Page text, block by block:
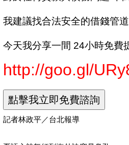
我建議找合法安全的借錢管
今天我分享一間 24小時免費
http://goo.gl/
記者林政平／台北報導